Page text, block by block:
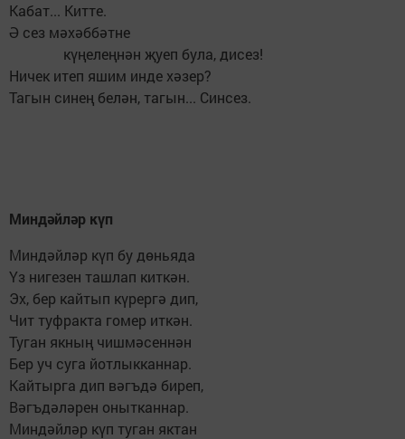
Кабат... Китте.
Ә сез мәхәббәтне
күңелеңнән җуеп була, дисез!
Ничек итеп яшим инде хәзер?
Тагын синең белән, тагын... Синсез.
Миндәйләр күп
Миндәйләр күп бу дөньяда
Үз нигезен ташлап киткән.
Эх, бер кайтып күрергә дип,
Чит туфракта гомер иткән.
Туган якның чишмәсеннән
Бер уч суга йотлыкканнар.
Кайтырга дип вәгъдә биреп,
Вәгъдәләрен онытканнар.
Миндәйләр күп туган яктан